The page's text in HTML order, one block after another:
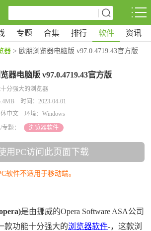
专题 合集 排行 软件 资讯
器 > 欧朋浏览器电脑版 v97.0.4719.43官方版
器电脑版 v97.0.4719.43官方版
分强大的浏览器
时间：2023-04-01
中文 环境：Windows
题：
浏览器软件
用PC访问此页面下载
软件不适用于移动端。
是由挪威的Opera Software ASA公司
款功能十分强大的浏览器软件-，这款浏